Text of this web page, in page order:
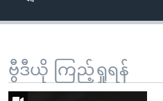
ဗွီဒီယို ကြည့်ရှုရန်